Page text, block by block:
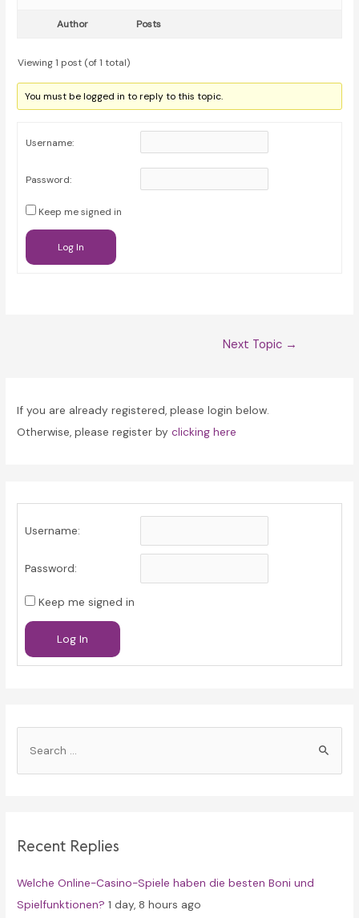
Author Posts
Viewing 1 post (of 1 total)
You must be logged in to reply to this topic.
Username:
Password:
Keep me signed in
Log In
Next Topic →
If you are already registered, please login below.
Otherwise, please register byclicking here
Username:
Password:
Keep me signed in
Log In
h
o
r
Recent Replies
Welche Online-Casino-Spiele haben die besten Boni und
Spielfunktionen? 1 day, 8 hours ago